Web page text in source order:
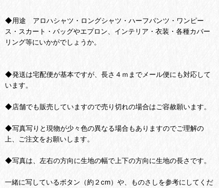
◆用途 アロハシャツ・ロングシャツ・ハーフパンツ・ワンピー
ス・スカート・バッグやエプロン、インテリア・衣装・各種カバー
リング等にいかがでしょうか。
◆発送は宅配便が基本ですが、長さ４ｍまでメール便にも対応して
います。
◆店舗でも販売していますので売り切れの場合はご容赦願います。
◆写真写りと現物が少々色の異なる場合もありますのでご理解の
上、ご注文をお願いします。
◆写真は、左右の方向に生地の幅で上下の方向に生地の長さです。
一緒に写しているボタン（約２cm）や、ものさしを参考にしてくだ